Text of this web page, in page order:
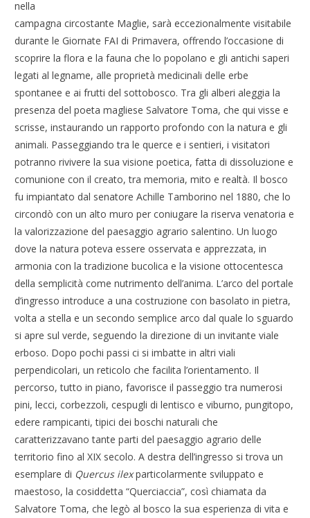
nella
campagna circostante Maglie, sarà eccezionalmente visitabile
durante le Giornate FAI di Primavera, offrendo l’occasione di
scoprire la flora e la fauna che lo popolano e gli antichi saperi
legati al legname, alle proprietà medicinali delle erbe
spontanee e ai frutti del sottobosco. Tra gli alberi aleggia la
presenza del poeta magliese Salvatore Toma, che qui visse e
scrisse, instaurando un rapporto profondo con la natura e gli
animali. Passeggiando tra le querce e i sentieri, i visitatori
potranno rivivere la sua visione poetica, fatta di dissoluzione e
comunione con il creato, tra memoria, mito e realtà. Il bosco
fu impiantato dal senatore Achille Tamborino nel 1880, che lo
circondò con un alto muro per coniugare la riserva venatoria e
la valorizzazione del paesaggio agrario salentino. Un luogo
dove la natura poteva essere osservata e apprezzata, in
armonia con la tradizione bucolica e la visione ottocentesca
della semplicità come nutrimento dell’anima. L’arco del portale
d’ingresso introduce a una costruzione con basolato in pietra,
volta a stella e un secondo semplice arco dal quale lo sguardo
si apre sul verde, seguendo la direzione di un invitante viale
erboso. Dopo pochi passi ci si imbatte in altri viali
perpendicolari, un reticolo che facilita l’orientamento. Il
percorso, tutto in piano, favorisce il passeggio tra numerosi
pini, lecci, corbezzoli, cespugli di lentisco e viburno, pungitopo,
edere rampicanti, tipici dei boschi naturali che
caratterizzavano tante parti del paesaggio agrario delle
territorio fino al XIX secolo. A destra dell’ingresso si trova un
esemplare di Quercus ilexparticolarmente sviluppato e
maestoso, la cosiddetta “Querciaccia”, così chiamata da
Salvatore Toma, che legò al bosco la sua esperienza di vita e